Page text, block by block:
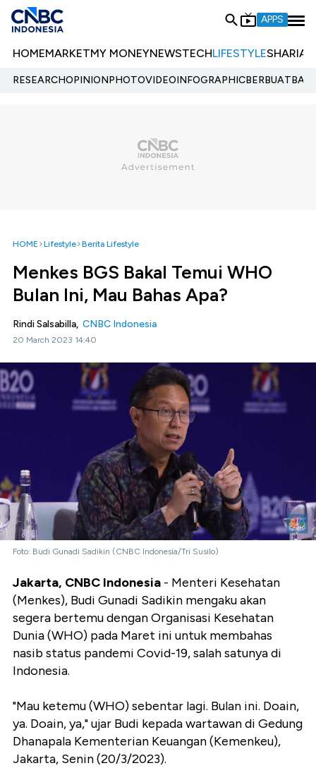
APPS
HOMEMARKETMY MONEYNEWSTECHLIFESTYLESHARIA
RESEARCHOPINIONPHOTOVIDEOINFOGRAPHIC
HOME Lifestyle Berita Lifestyle
Menkes BGS Bakal Temui WHO
Bulan Ini, Mau Bahas Apa?
Rindi Salsabilla, CNBC Indonesia
20 March 2023 14:40
Foto: Budi Gunadi Sadikin (CNBC Indonesia/Tri Susilo)
Jakarta, CNBC Indonesia - Menteri Kesehatan
(Menkes), Budi Gunadi Sadikin mengaku akan
segera bertemu dengan Organisasi Kesehatan
Dunia (WHO) pada Maret ini untuk membahas
nasib status pandemi Covid-19, salah satunya di
Indonesia.
"Mau ketemu (WHO) sebentar lagi. Bulan ini. Doain,
ya. Doain, ya," ujar Budi kepada wartawan di Gedung
Dhanapala Kementerian Keuangan (Kemenkeu),
Jakarta, Senin (20/3/2023).